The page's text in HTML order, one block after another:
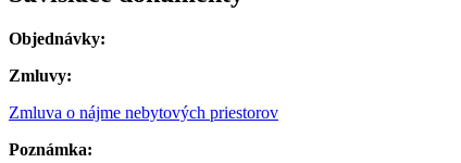
Objednávky:
Zmluvy:
Zmluva o nájme nebytových priestorov
Poznámka: